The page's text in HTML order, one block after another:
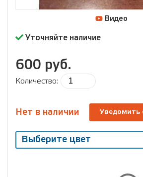
Уточняйте наличие
600 руб.
Количество:
Нет в наличии Уведомить
Видео
Выберите цвет
Выберите